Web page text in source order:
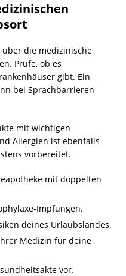
die medizinische
Prüfe, ob es
gibt. Ein
bei Sprachbarrieren
mit wichtigen
Allergien ist ebenfalls
vorbereitet.
mit doppelten
Impfungen.
deines Urlaubslandes.
Medizin für deine
vor.